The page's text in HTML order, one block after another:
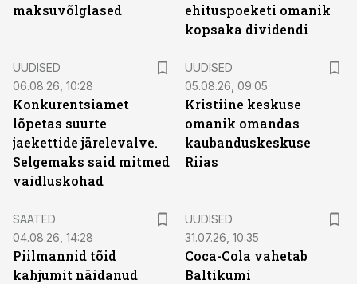
maksuvõlglased
ehituspoeketi omanik
kopsaka dividendi
UUDISED
06.08.26, 10:28
Konkurentsiamet
lõpetas suurte
jaekettide järelevalve.
Selgemaks said mitmed
vaidluskohad
UUDISED
05.08.26, 09:05
Kristiine keskuse
omanik omandas
kaubanduskeskuse
Riias
SAATED
04.08.26, 14:28
Piilmannid tõid
kahjumit näidanud
UUDISED
31.07.26, 10:35
Coca-Cola vahetab
Baltikumi